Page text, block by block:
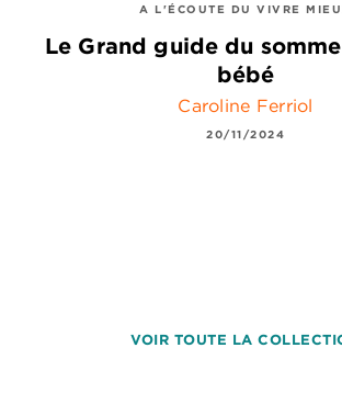
A L'ÉCOUTE DU VIVRE
Le Grand guide du
bébé
Caroline Ferriol
20/11/2024
VOIR TOUTE LA